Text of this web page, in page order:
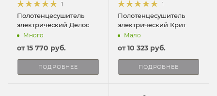
1
Полотенцесушитель
электрический Делос
Много
от15 770 руб.
ПОДРОБНЕЕ
1
Полотенцесушитель
электрический Крит
Мало
от10 323 руб.
ПОДРОБНЕЕ